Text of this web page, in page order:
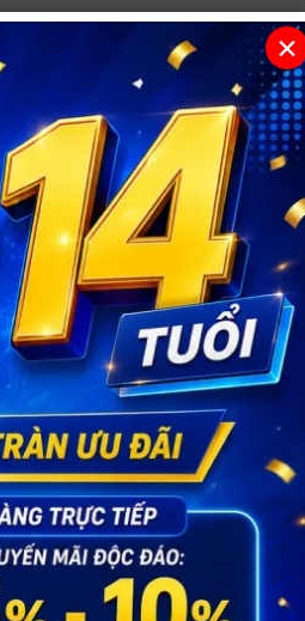
đáo, bảo mật thông tin khách
bên ngoài.
×